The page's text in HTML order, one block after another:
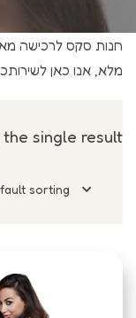
חנות סקס לרכישה
מלא, אנו כאן
the single result